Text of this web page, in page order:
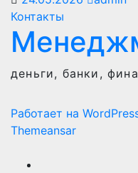
Контакты
деньги, банки,
Работает на
Themeansar